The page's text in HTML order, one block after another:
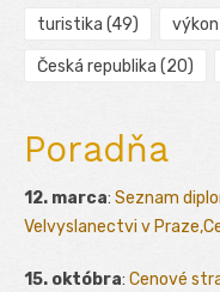
turistika (49) výkon
Česká republika (20)
Poradňa
12. marca: Seznam
Velvyslanectvi v
15. októbra: Cenové